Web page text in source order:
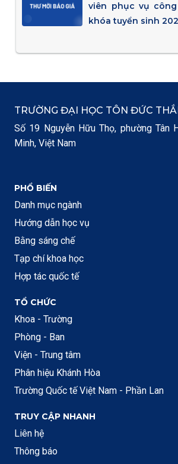
viên phục vụ
khóa tuyển sinh
TRƯỜNG ĐẠI HỌC TÔN ĐỨC
Số 19 Nguyễn Hữu Thọ, phường Tân
Minh, Việt Nam
PHỔ BIẾN
Danh mục ngành
Hướng dẫn học vụ
Bằng sáng chế
Tạp chí khoa học
Hợp tác quốc tế
TỔ CHỨC
Khoa - Trường
Phòng - Ban
Viện - Trung tâm
Phân hiệu Khánh Hòa
Trường Quốc tế Việt Nam - Phần Lan
TRUY CẬP NHANH
Liên hệ
Thông báo